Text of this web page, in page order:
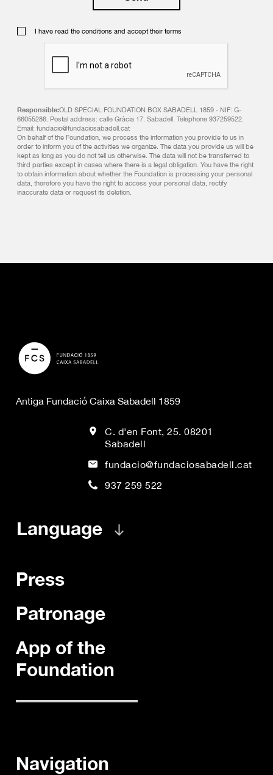
I have read the conditions and accept their terms
Responsible:OLD SPECIAL FOUNDATION BOX SABADELL 1859 - NIF: G-
66055286. Postal address: calle Gràcia 17. Sabadell. Telephone 937259522.
Email: fundacio@fundaciosabadell.cat
On behalf of the Foundation, we process the information you provide to us in
order to inform you of the activities we organize. The data you provide us will be
kept as long as you do not tell us otherwise. The data will not be transferred to
third parties except in cases where there is a legal obligation. You have the right
to obtain information about whether the Foundation is processing your personal
data, therefore you have the right to access your personal data, rectify
inaccurate data or request its deletion.
Antiga Fundació Caixa Sabadell 1859
C. d'en Font, 25. 08201
Sabadell
fundacio@fundaciosabadell.cat
937 259 522
Navigation
Press
Patronage
App of the
Foundation
Language